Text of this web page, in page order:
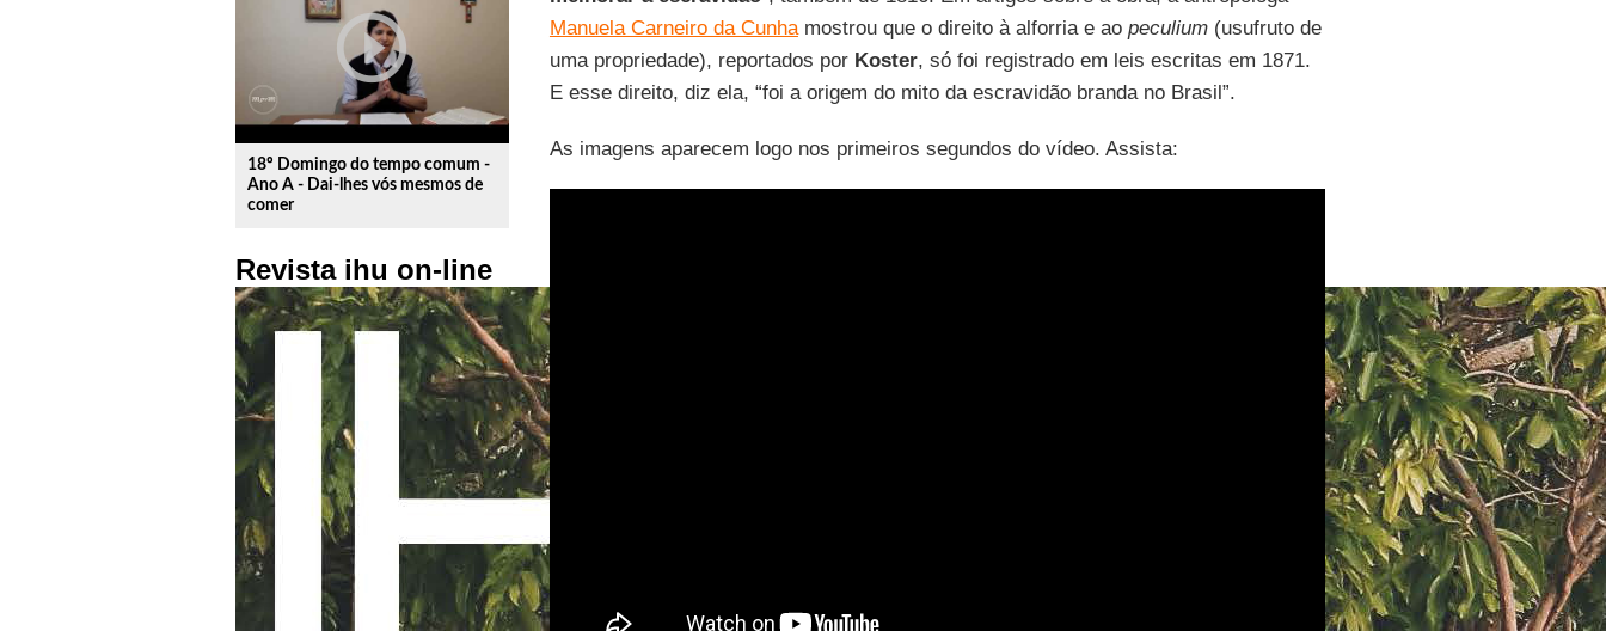
play_circle_outline
18º Domingo do tempo comum -
Ano A - Dai-lhes vós mesmos de
comer
Revista ihu on-line
Manuela Carneiro da Cunhamostrou que o direito à alforria e ao peculium(usufruto de
uma propriedade), reportados por Koster, só foi registrado em leis escritas em 1871.
E esse direito, diz ela, “foi a origem do mito da escravidão branda no Brasil”.
As imagens aparecem logo nos primeiros segundos do vídeo. Assista: